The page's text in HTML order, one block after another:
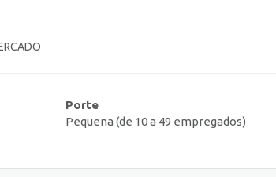
Porte
Pequena (de 10 a 49 empregados)